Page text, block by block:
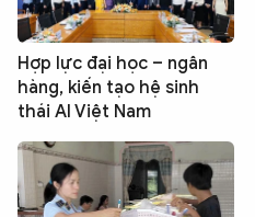
Hợp lực đại học – ngân
hàng, kiến tạo hệ sinh
thái AI Việt Nam